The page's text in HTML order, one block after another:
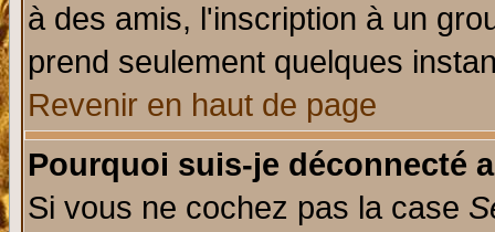
à des amis, l'inscription à un
prend seulement quelques
Revenir en haut de page
Pourquoi suis-je déconnecté
Si vous ne cochez pas la case